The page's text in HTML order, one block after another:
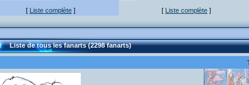
[ Liste complète ]
[ Liste complète ]
Liste de tous les fanarts (2298 fanarts)